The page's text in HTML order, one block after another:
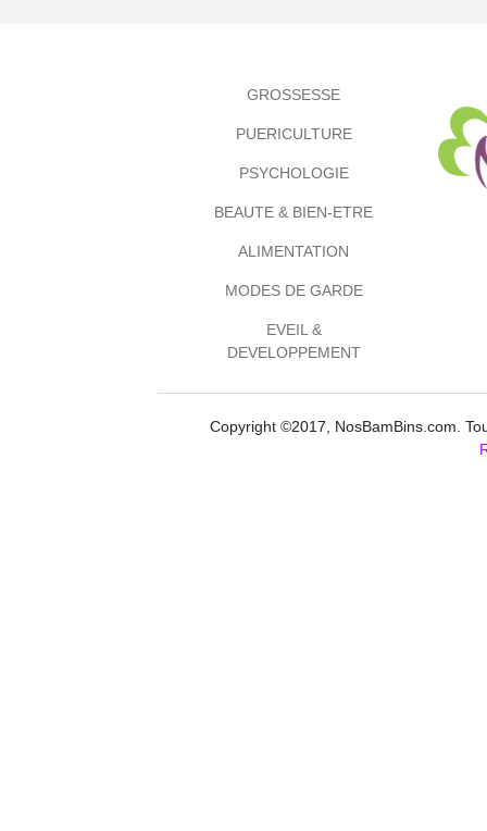
GROSSESSE
PUERICULTURE
PSYCHOLOGIE
BEAUTE & BIEN-ETRE
ALIMENTATION
MODES DE GARDE
EVEIL &
DEVELOPPEMENT
Copyright ©2017, NosBamBins.com.